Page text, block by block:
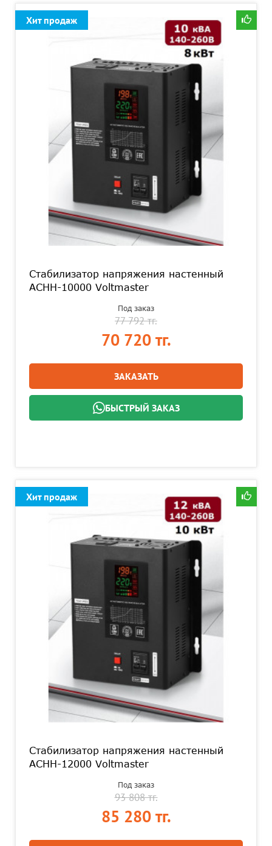
Стабилизатор напряжения настенный
АСНН-10000 Voltmaster
Хит продаж
Под заказ
77 792 тг.
70 720 тг.
ЗАКАЗАТЬ
БЫСТРЫЙ ЗАКАЗ
Стабилизатор напряжения настенный
АСНН-12000 Voltmaster
Хит продаж
Под заказ
93 808 тг.
85 280 тг.